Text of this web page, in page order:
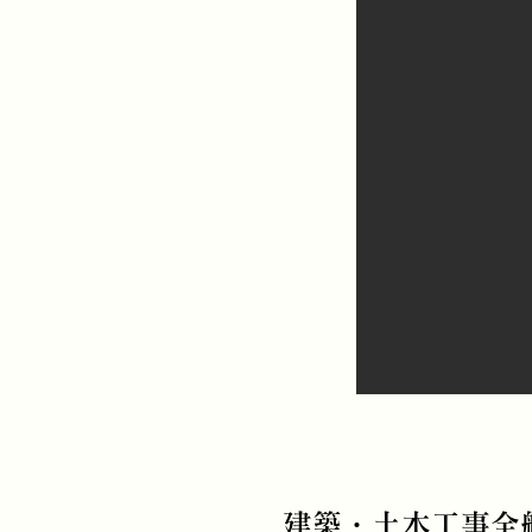
建築・土木工事全